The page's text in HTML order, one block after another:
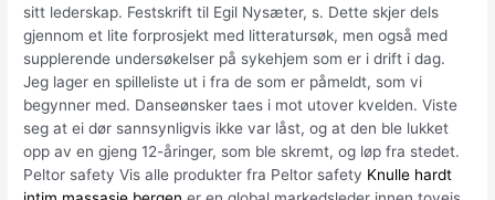
sitt lederskap. Festskrift til Egil Nysæter, s. Dette skjer dels
gjennom et lite forprosjekt med litteratursøk, men også med
supplerende undersøkelser på sykehjem som er i drift i dag.
Jeg lager en spilleliste ut i fra de som er påmeldt, som vi
begynner med. Danseønsker taes i mot utover kvelden. Viste
seg at ei dør sannsynligvis ikke var låst, og at den ble lukket
opp av en gjeng 12-åringer, som ble skremt, og løp fra stedet.
Peltor safety Vis alle produkter fra Peltor safety Knulle hardt